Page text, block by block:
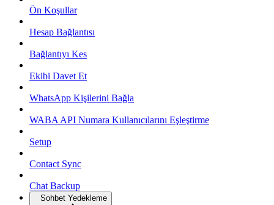
Ön Koşullar
Hesap Bağlantısı
Bağlantıyı Kes
Ekibi Davet Et
WhatsApp Kişilerini Bağla
WABA API Numara Kullanıcılarını Eşleştirme
Setup
Contact Sync
Chat Backup
Sohbet Yedekleme